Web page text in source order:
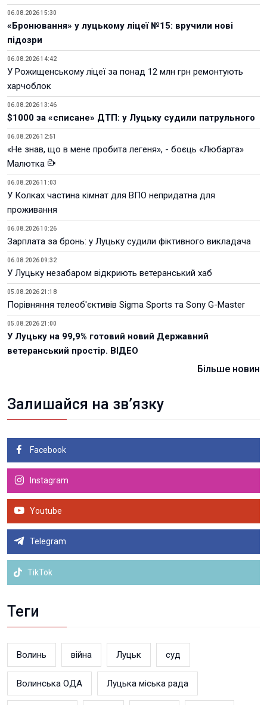
06.08.2026 15:30
«Бронювання» у луцькому ліцеї №15: вручили нові
підозри
06.08.2026 14:42
У Рожищенському ліцеї за понад 12 млн грн ремонтують
харчоблок
06.08.2026 13:46
$1000 за «списане» ДТП: у Луцьку судили патрульного
06.08.2026 12:51
«Не знав, що в мене пробита легеня», - боєць «Любарта»
Малютка
06.08.2026 11:03
У Колках частина кімнат для ВПО непридатна для
проживання
06.08.2026 10:26
Зарплата за бронь: у Луцьку судили фіктивного викладача
06.08.2026 09:32
У Луцьку незабаром відкриють ветеранський хаб
05.08.2026 21:18
Порівняння телеоб'єктивів Sigma Sports та Sony G-Master
05.08.2026 21:00
У Луцьку на 99,9% готовий новий Державний
ветеранський простір. ВІДЕО
Більше новин
Залишайся на зв’язку
Facebook
Instagram
Youtube
Telegram
TikTok
Теги
Волинь війна Луцьк суд
Волинська ОДА Луцька міська рада